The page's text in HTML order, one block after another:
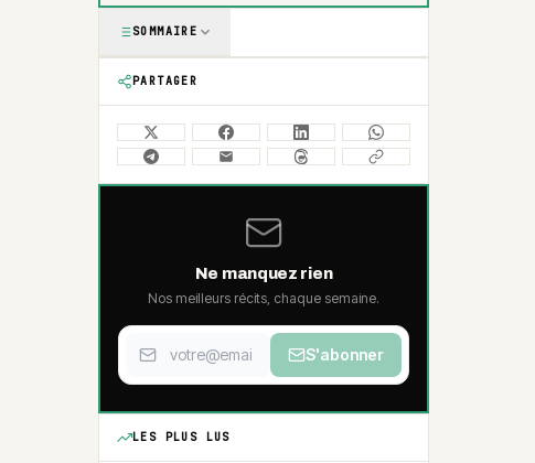
SOMMAIRE
PARTAGER
Ne manquez rien
Nos meilleurs récits, chaque semaine.
S'abonner
LES PLUS LUS